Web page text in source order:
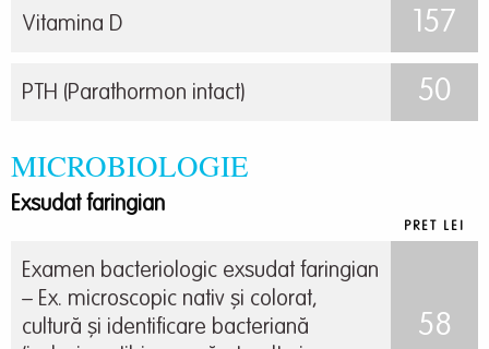
Vitamina D 157
PTH (Parathormon intact) 50
MICROBIOLOGIE
Exsudat faringian
PRET LEI
Examen bacteriologic exsudat faringian
– Ex. microscopic nativ și colorat,
cultură și identificare bacteriană
58